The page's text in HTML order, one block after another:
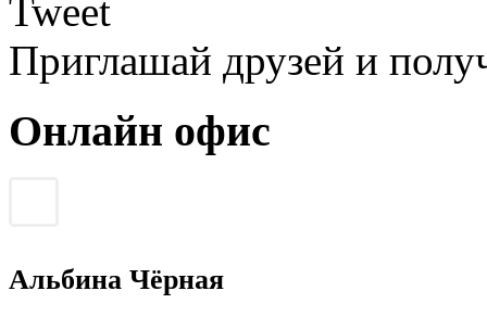
Tweet
Приглашай друзей и
Онлайн офис
Альбина Чёрная